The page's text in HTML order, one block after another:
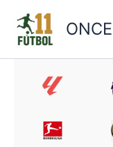
contenido